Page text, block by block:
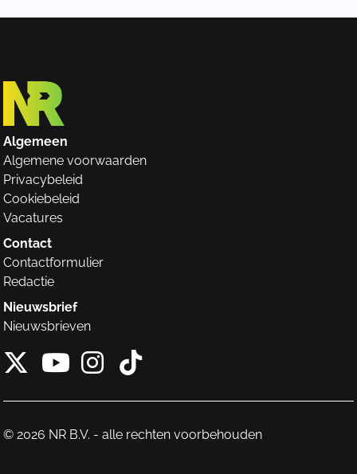
Algemeen
Algemene voorwaarden
Privacybeleid
Cookiebeleid
Vacatures
Contact
Contactformulier
Redactie
Nieuwsbrief
Nieuwsbrieven
X van NieuwRechts
Instagram van
Tiktok van
© 2026 NR B.V. - alle rechten voorbehouden